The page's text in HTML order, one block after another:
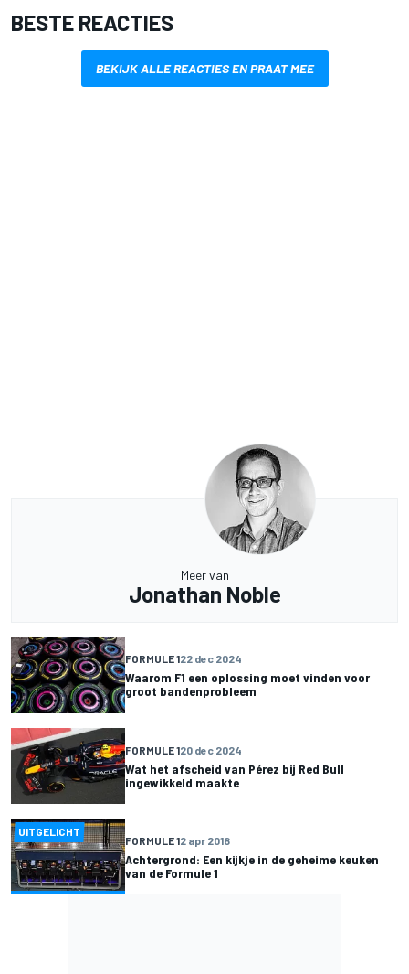
BESTE REACTIES
BEKIJK ALLE REACTIES EN PRAAT MEE
Meer van
Jonathan Noble
FORMULE 122 dec 2024
Waarom F1 een oplossing moet vinden voor
groot bandenprobleem
FORMULE 120 dec 2024
Wat het afscheid van Pérez bij Red Bull
ingewikkeld maakte
UITGELICHT
FORMULE 12 apr 2018
Achtergrond: Een kijkje in de geheime keuken
van de Formule 1